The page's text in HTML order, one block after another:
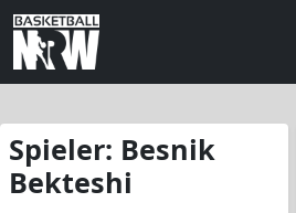
Spieler: Besnik
Bekteshi